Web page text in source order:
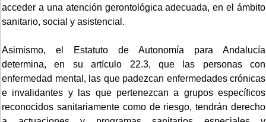
acceder a una atención gerontológica adecuada, en el ámbito
sanitario, social y asistencial.
Asimismo, el Estatuto de Autonomía para Andalucía
determina, en su artículo 22.3, que las personas con
enfermedad mental, las que padezcan enfermedades crónicas
e invalidantes y las que pertenezcan a grupos específicos
reconocidos sanitariamente como de riesgo, tendrán derecho